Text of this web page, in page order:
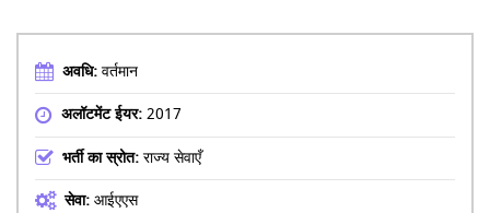
अवधि:वर्तमान
अलॉटमेंट ईयर:2017
भर्ती का स्रोत:राज्य सेवाएँ
सेवा:आईएएस